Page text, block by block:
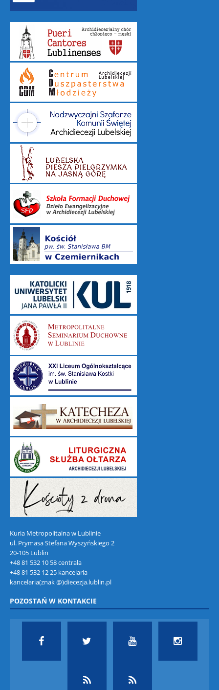
Kuria Metropolitalna w Lublinie
ul. Prymasa Stefana Wyszyńskiego 2
20-105 Lublin
+48 81 532 10 58 centrala
+48 81 532 12 25 kancelaria
kancelaria(znak @)diecezja.lublin.pl
POZOSTAŃ W KONTAKCIE